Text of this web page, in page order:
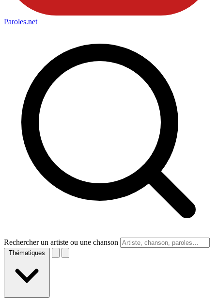
Paroles.net
Rechercher un artiste ou une chanson
Thématiques